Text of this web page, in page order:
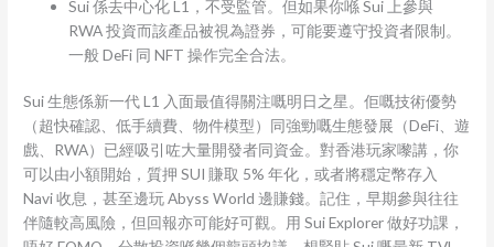
Sui 係去中心化 L1，不受監管。但如果你喺 Sui 上參與
RWA 投資而該產品被視為證券，可能要遵守投資者限制。
一般 DeFi 同 NFT 操作完全合法。
Sui 生態係新一代 L1 入面最值得關注嘅明日之星。佢嘅技術優勢
（超快確認、低手續費、物件模型）同強勁嘅生態發展（DeFi、遊
戲、RWA）已經吸引咗大量開發者同資金。對香港玩家嚟講，你
可以由小額開始，質押 SUI 賺取 5% 年化，或者將穩定幣存入
Navi 收息，甚至邊玩 Abyss World 邊賺錢。記住，早期參與往往
伴隨較高風險，但回報亦可能好可觀。用 Sui Explorer 做好功課，